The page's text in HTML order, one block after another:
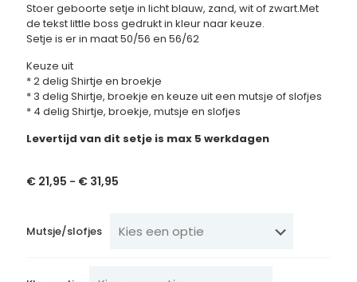
Stoer geboorte setje in licht blauw, zand, wit of zwart.Met
de tekst little boss gedrukt in kleur naar keuze.
Setje is er in maat 50/56 en 56/62
Keuze uit
* 2 delig Shirtje en broekje
* 3 delig Shirtje, broekje en keuze uit een mutsje of slofjes
* 4 delig Shirtje, broekje, mutsje en slofjes
Levertijd van dit setje is max 5 werkdagen
€ 21,95 - € 31,95
€ 31,95
Mutsje/slofjes